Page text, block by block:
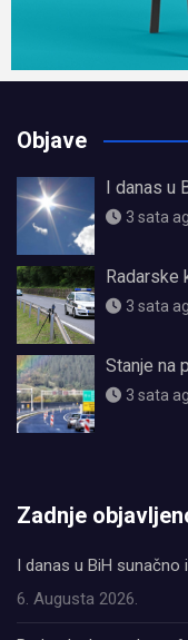
Objave
I danas u
3 sata
Radarske
3 sata
Stanje na
3 sata
Zadnje
I danas u BiH sunačno
6. Augusta 2026.